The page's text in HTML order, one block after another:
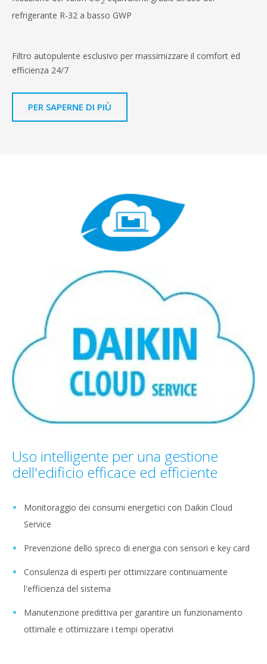
refrigerante R-32 a basso GWP
Filtro autopulente esclusivo per massimizzare il comfort ed
efficienza 24/7
PER SAPERNE DI PIÙ
Uso intelligente per una gestione
dell'edificio efficace ed efficiente
Monitoraggio dei consumi energetici con Daikin Cloud
Service
Prevenzione dello spreco di energia con sensori e key card
Consulenza di esperti per ottimizzare continuamente
l'efficienza del sistema
Manutenzione predittiva per garantire un funzionamento
ottimale e ottimizzare i tempi operativi